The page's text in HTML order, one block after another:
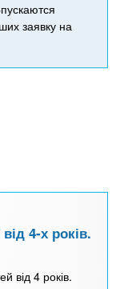
заявку на
4-х років.
від 4 років.